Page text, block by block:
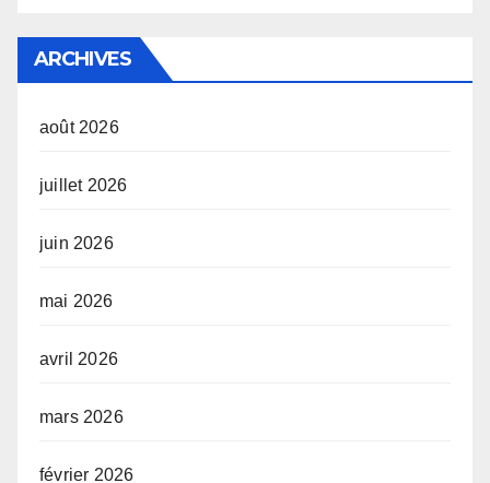
ARCHIVES
août 2026
juillet 2026
juin 2026
mai 2026
avril 2026
mars 2026
février 2026